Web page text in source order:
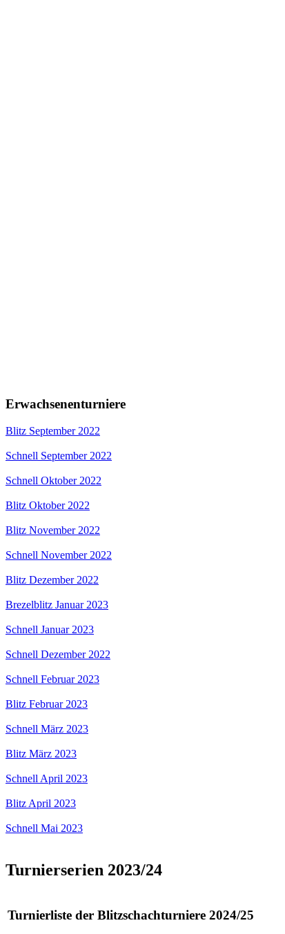
Erwachsenenturniere
Blitz September 2022
Schnell September 2022
Schnell Oktober 2022
Blitz Oktober 2022
Blitz November 2022
Schnell November 2022
Blitz Dezember 2022
Brezelblitz Januar 2023
Schnell Januar 2023
Schnell Dezember 2022
Schnell Februar 2023
Blitz Februar 2023
Schnell März 2023
Blitz März 2023
Schnell April 2023
Blitz April 2023
Schnell Mai 2023
Turnierserien 2023/24
Turnierliste der Blitzschachturniere 2024/25